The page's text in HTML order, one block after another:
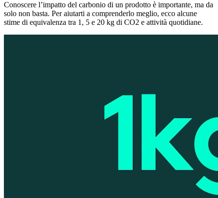
Conoscere l’impatto del carbonio di un prodotto è importante, ma da
solo non basta. Per aiutarti a comprenderlo meglio, ecco alcune
stime di equivalenza tra 1, 5 e 20 kg di CO2 e attività quotidiane.